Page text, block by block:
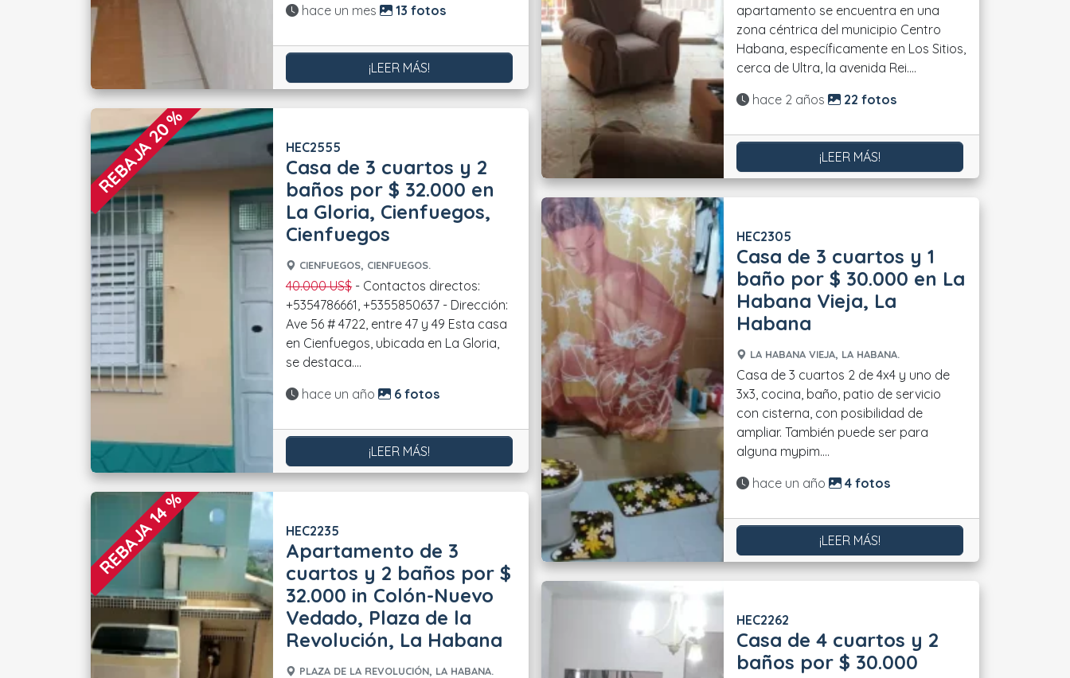
Actualizado:
hace un mes 13 fotos
¡LEER MÁS!
REBAJA 20 % HEC2555
Casa de 3 cuartos y 2
baños por $ 32.000 en
La Gloria, Cienfuegos,
Cienfuegos
CIENFUEGOS, CIENFUEGOS.
40.000 US$- Contactos directos:
+5354786661, +5355850637 - Dirección:
Ave 56 # 4722, entre 47 y 49 Esta casa
en Cienfuegos, ubicada en La Gloria,
se destaca....
Actualizado:
hace un año 6 fotos
¡LEER MÁS!
REBAJA 14 % HEC2235
Apartamento de 3
cuartos y 2 baños por $
32.000 in Colón-Nuevo
Vedado, Plaza de la
Revolución, La Habana
PLAZA DE LA REVOLUCIÓN, LA HABANA.
apartamento se encuentra en una
zona céntrica del municipio Centro
Habana, específicamente en Los Sitios,
cerca de Ultra, la avenida Rei....
Actualizado:
hace 2 años 22 fotos
¡LEER MÁS!
HEC2305
Casa de 3 cuartos y 1
baño por $ 30.000 en La
Habana Vieja, La
Habana
LA HABANA VIEJA, LA HABANA.
Casa de 3 cuartos 2 de 4x4 y uno de
3x3, cocina, baño, patio de servicio
con cisterna, con posibilidad de
ampliar. También puede ser para
alguna mypim....
Actualizado:
hace un año 4 fotos
¡LEER MÁS!
HEC2262
Casa de 4 cuartos y 2
baños por $ 30.000